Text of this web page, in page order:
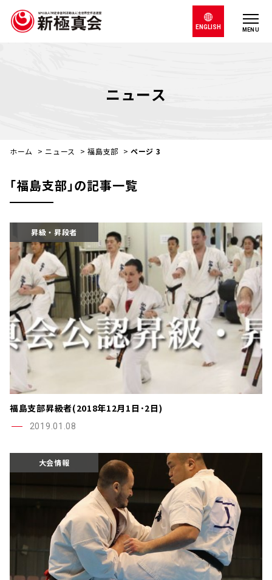
MENU
ENGLISH
ニュース
ホーム > ニュース >福島支部 >ページ 3
｢福島支部｣の記事一覧
昇級・昇段者
福島支部昇級者(2018年12月1日･2日)
2019.01.08
大会情報